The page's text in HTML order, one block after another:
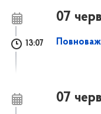
07
13:07
07